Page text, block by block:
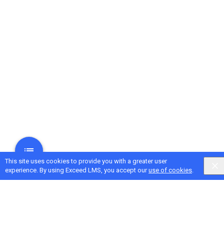
This site uses cookies to provide you with a greater user
experience. By using Exceed LMS, you accept ouruse of cookies.